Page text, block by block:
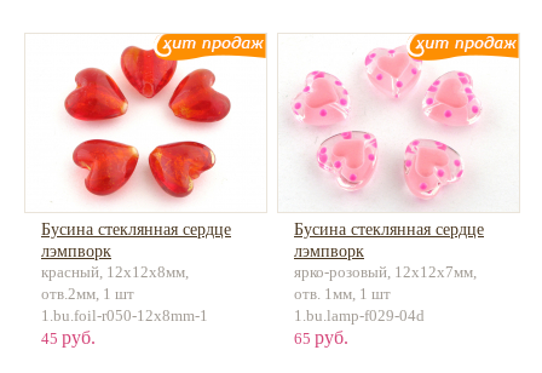
Бусина стеклянная сердце
лэмпворк
красный, 12х12х8мм,
отв.2мм, 1 шт
1.bu.foil-r050-12x8mm-1
45 руб.
Бусина стеклянная сердце
лэмпворк
ярко-розовый, 12х12х7мм,
отв. 1мм, 1 шт
1.bu.lamp-f029-04d
65 руб.